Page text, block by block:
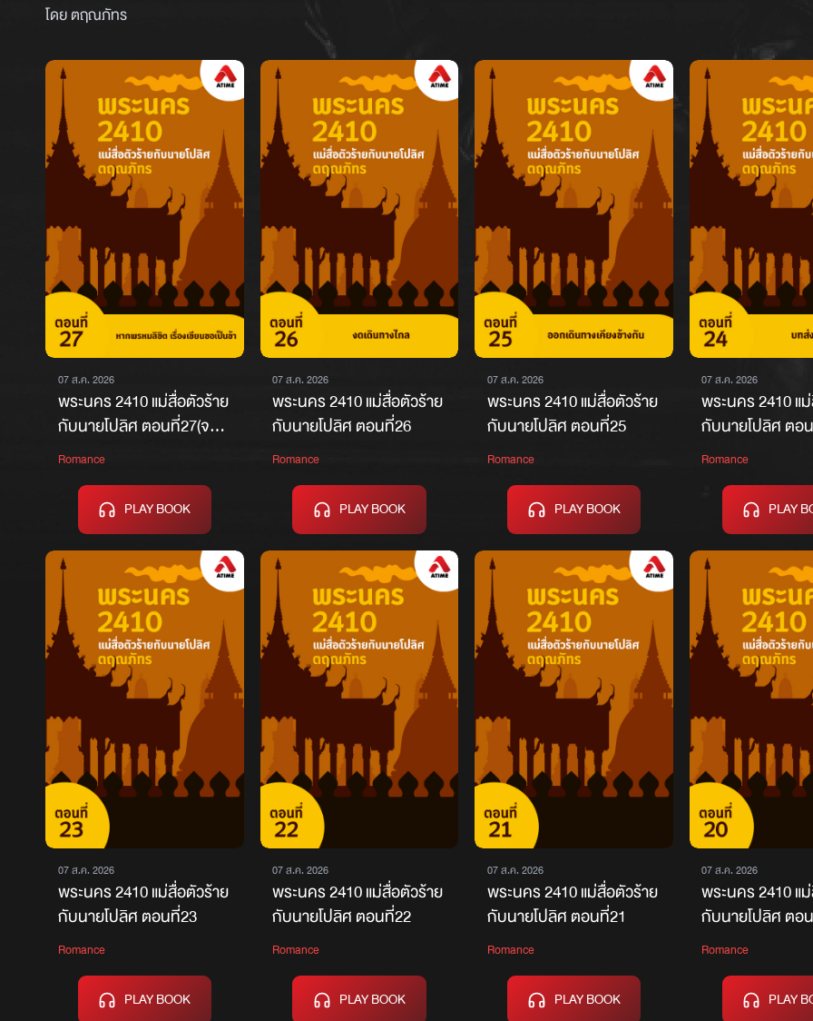
โดย ตฤณภัทร
07 ส.ค. 2026
พระนคร 2410 แม่สื่อตัวร้าย
กับนายโปลิศ ตอนที่27(จบ
บริบูรณ์)
Romance
PLAY BOOK
07 ส.ค. 2026
พระนคร 2410 แม่สื่อตัวร้าย
กับนายโปลิศ ตอนที่26
Romance
PLAY BOOK
07 ส.ค. 2026
พระนคร 2410 แม่สื่อตัวร้าย
กับนายโปลิศ ตอนที่25
Romance
PLAY BOOK
07 ส.ค. 2026
พระนคร 2410 แ
กับนายโปลิศ ตอ
Romance
PLAY
07 ส.ค. 2026
พระนคร 2410 แม่สื่อตัวร้าย
กับนายโปลิศ ตอนที่23
Romance
PLAY BOOK
07 ส.ค. 2026
พระนคร 2410 แม่สื่อตัวร้าย
กับนายโปลิศ ตอนที่22
Romance
PLAY BOOK
07 ส.ค. 2026
พระนคร 2410 แม่สื่อตัวร้าย
กับนายโปลิศ ตอนที่21
Romance
PLAY BOOK
07 ส.ค. 2026
พระนคร 2410 แ
กับนายโปลิศ ตอ
Romance
PLAY